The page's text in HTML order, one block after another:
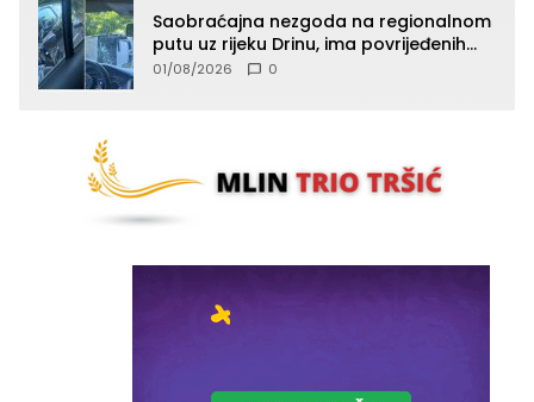
Saobraćajna nezgoda na regionalnom
putu uz rijeku Drinu, ima povrijeđenih
lica (FOTO)
01/08/2026 0